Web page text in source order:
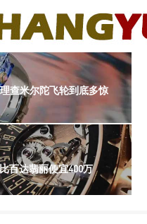
查米尔陀飞轮到底多惊
百达翡丽便宜400万